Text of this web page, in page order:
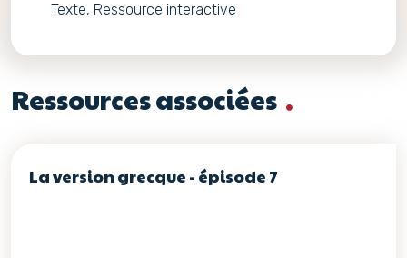
Texte, Ressource interactive
Ressources associées
La version grecque - épisode 7